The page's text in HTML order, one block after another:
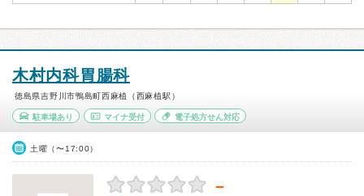
木村内科胃腸科
徳島県吉野川市鴨島町西麻植（西麻植駅）
駐車場あり マイナ受付 電子処方せん対応
土曜（〜17:00）
－